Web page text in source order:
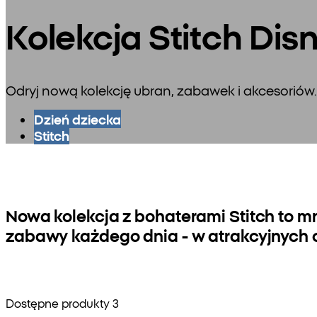
Kolekcja Stitch
Odryj nową kolekcję ubran, zabawek i akcesoriów.
Dzień dziecka
Stitch
Nowa kolekcja z bohaterami Stitch to
zabawy każdego dnia - w atrakcyjnych
Dostępne produkty 3